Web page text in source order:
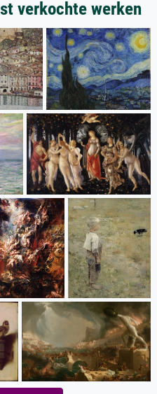
verkochte werken